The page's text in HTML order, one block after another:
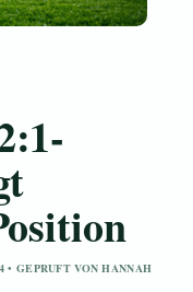
GEPRUFT VON HANNAH